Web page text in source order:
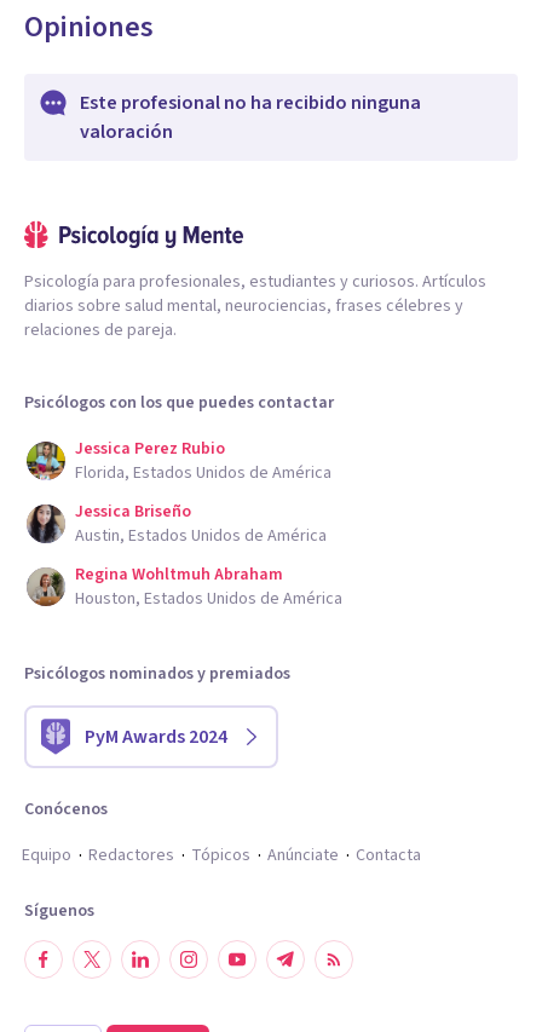
Opiniones
Este profesional no ha recibido ninguna
valoración
Psicología para profesionales, estudiantes y curiosos. Artículos
diarios sobre salud mental, neurociencias, frases célebres y
relaciones de pareja.
Psicólogos con los que puedes contactar
Jessica Perez Rubio
Florida, Estados Unidos de América
Jessica Briseño
Austin, Estados Unidos de América
Regina Wohltmuh Abraham
Houston, Estados Unidos de América
Psicólogos nominados y premiados
PyM Awards 2024
Conócenos
Equipo
Redactores Tópicos Anúnciate Contacta
Síguenos